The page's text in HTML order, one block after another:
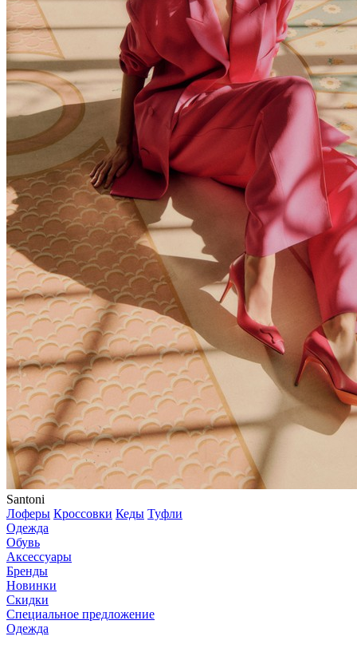
Santoni
Лоферы Кроссовки Кеды Туфли
Одежда
Обувь
Аксессуары
Бренды
Новинки
Скидки
Специальное предложение
Одежда